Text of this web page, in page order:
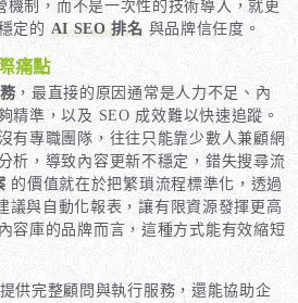
制，而不是一次性的技術導入，就更
定的 AI SEO 排名與品牌信任度。
痛點
，最直接的原因通常是人力不足、內
精準，以及 SEO 成效難以快速追蹤。
有專職團隊，往往只能靠少數人兼顧網
析，導致內容更新不穩定，錯失搜尋流
的價值就在於把繁瑣流程標準化，透過
議與自動化報表，讓有限資源發揮更高
容庫的品牌而言，這種方式能有效縮短
供完整顧問與執行服務，還能協助企